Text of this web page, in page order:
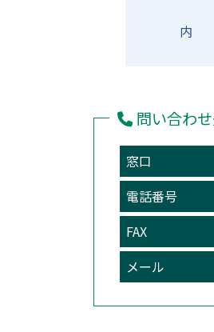
内
問い合わ
窓口
電話番号
FAX
メール